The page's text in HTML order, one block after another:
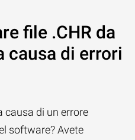
file .CHR da
causa di errori
causa di un errore
software? Avete